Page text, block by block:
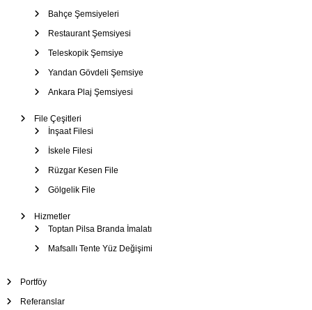
Bahçe Şemsiyeleri
Restaurant Şemsiyesi
Teleskopik Şemsiye
Yandan Gövdeli Şemsiye
Ankara Plaj Şemsiyesi
File Çeşitleri
İnşaat Filesi
İskele Filesi
Rüzgar Kesen File
Gölgelik File
Hizmetler
Toptan Pilsa Branda İmalatı
Mafsallı Tente Yüz Değişimi
Portföy
Referanslar